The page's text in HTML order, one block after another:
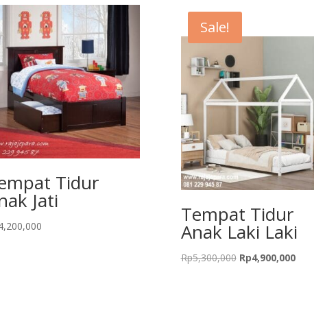
Tidur
Jati
Sale!
Tempat Tidur
Anak Laki Laki
Rp5,300,000 Original
Rp4,900,000